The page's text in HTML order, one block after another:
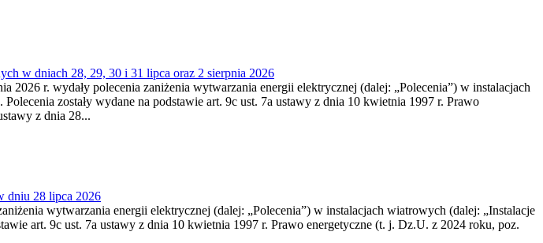
w dniach 28, 29, 30 i 31 lipca oraz 2 sierpnia 2026
r. wydały polecenia zaniżenia wytwarzania energii elektrycznej (dalej: „Polecenia”) w instalacjach
zostały wydane na podstawie art. 9c ust. 7a ustawy z dnia 10 kwietnia 1997 r. Prawo
z dnia 28...
dniu 28 lipca 2026
wytwarzania energii elektrycznej (dalej: „Polecenia”) w instalacjach wiatrowych (dalej: „Instalacje
art. 9c ust. 7a ustawy z dnia 10 kwietnia 1997 r. Prawo energetyczne (t. j. Dz.U. z 2024 roku, poz.